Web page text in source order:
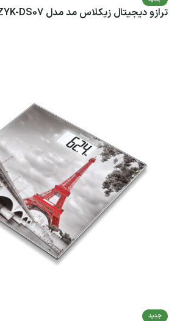
ترازو دیجیتال زیکلاس مد مدل ZYK-DS07
جدید